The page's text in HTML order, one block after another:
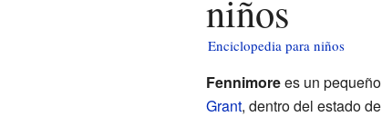
niños
Enciclopedia para niños
Fennimorees un pequeño
Grant, dentro del estado de